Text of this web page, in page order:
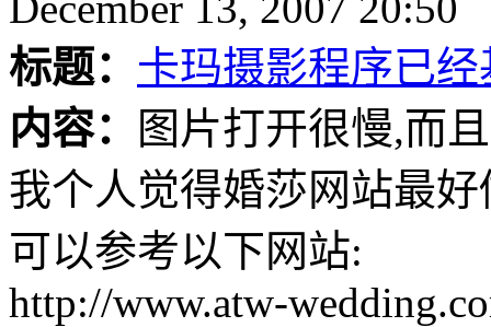
标题： 卡玛摄影程序已
内容：
图片打开很慢,而
我个人觉得婚莎网站最
可以参考以下网站:
http://www.atw-